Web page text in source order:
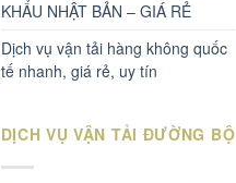
KHẨU NHẬT BẢN – GIÁ RẺ
Dịch vụ vận tải hàng không quốc
tế nhanh, giá rẻ, uy tín
DỊCH VỤ VẬN TẢI ĐƯỜNG BỘ